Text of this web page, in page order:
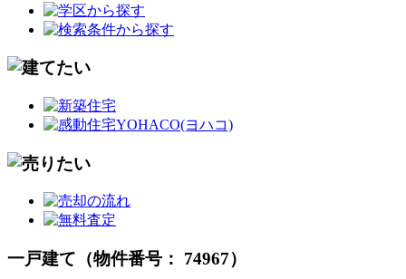
一戸建て（物件番号： 74967）